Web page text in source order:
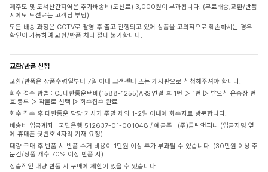
제주도 및 도서산간지역은 추가배송비(도선료) 3,000원이 부과됩니다. (무료배송,교환/반품
시에도 도선료는 고객님 부담)
모든 배송 과정은 CCTV로 촬영 후 출고 진행되고 있어 상품을 고의적으로 훼손하시는 경우
확인이 가능하며 교환/반품 처리 절대 불가합니다.
교환/반품 신청
교환/반품은 상품수령일부터 7일 이내 고객센터 또는 게시판으로 신청해주셔야 합니다.
회수 접수 방법 : CJ대한통운택배(1588-1255)ARS 연결 후 1번 ▷ 1번 ▷ 받으신 운송장 번
호 등록 ▷ 착불로 선택 ▷ 회수접수 완료
회수 접수 후 대한통운 담당 기사가 주말 제외 1-2일 이내에 회수지로 방문합니다.
배송비 입금계좌 : 국민은행 512637-01-001048 / 예금주 : (주)클릭앤퍼니 (입금자명 옆
에 휴대폰 뒷번호 4자리 기재 요청)
대량 구매 후 반품 시 반품 수거 비용이 1만원 이상 추가 부과될 수 있습니다. (30만원 이상 주
문건/상품 개수 70% 이상 반품 시)
상습적인 대량 반품 시 구매에 제한이 있을 수 있습니다.